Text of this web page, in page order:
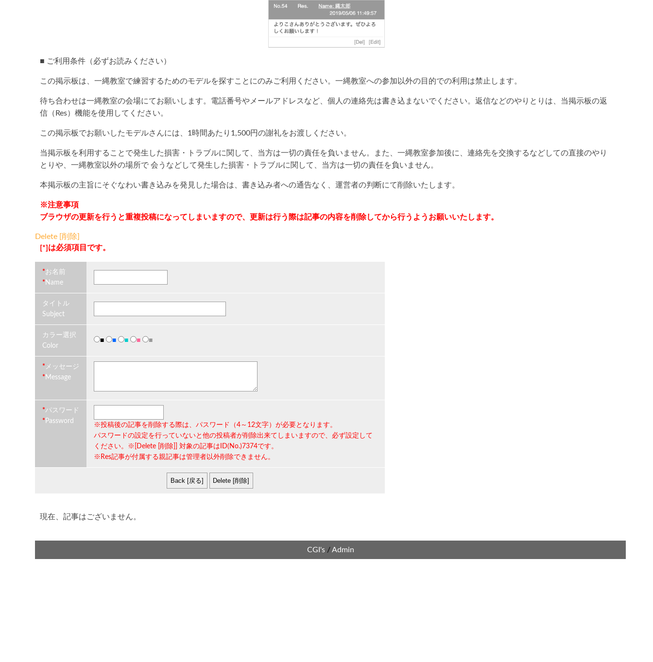
■ ご利用条件（必ずお読みください）
この掲示板は、一縄教室で練習するためのモデルを探すことにのみご利用ください。一縄教室への参加以外の目的での利用は禁止します。
待ち合わせは一縄教室の会場にてお願いします。電話番号やメールアドレスなど、個人の連絡先は書き込まないでください。返信などのやりとりは、当掲示板の返
信（Res）機能を使用してください。
この掲示板でお願いしたモデルさんには、1時間あたり1,500円の謝礼をお渡しください。
当掲示板を利用することで発生した損害・トラブルに関して、当方は一切の責任を負いません。また、一縄教室参加後に、連絡先を交換するなどしての直接のやり
とりや、一縄教室以外の場所で 会うなどして発生した損害・トラブルに関して、当方は一切の責任を負いません。
本掲示板の主旨にそぐなわい書き込みを発見した場合は、書き込み者への通告なく、運営者の判断にて削除いたします。
※注意事項
ブラウザの更新を行うと重複投稿になってしまいますので、更新は行う際は記事の内容を削除してから行うようお願いいたします。
Delete [削除]
[*]は必須項目です。
*お名前
* Name
タイトル
Subject
カラー選択
Color
■ ■ ■ ■ ■
* メッセージ
* Message
*パスワード
* Password
※投稿後の記事を削除する際は、 パスワード（4～12文字） が必要となります。
パスワードの設定を行っていないと他の投稿者が削除出来てしまいますので、必ず設定して
ください。※[Delete [削除]] 対象の記事は ID(No.)7374です。
※Res記事が付属する親記事は管理者以外削除できません。
現在、記事はございません。
CGI's/Admin